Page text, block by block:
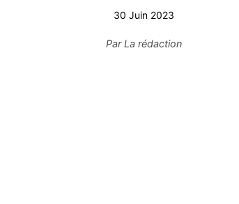
30 Juin 2023
ParLa rédaction